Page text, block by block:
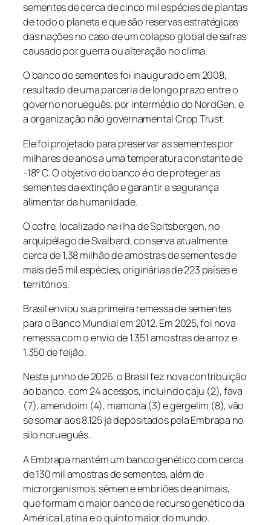
sementes de cerca de cinco mil espécies de plantas
de todo o planeta e que são reservas estratégicas
das nações no caso de um colapso global de safras
causado por guerra ou alteração no clima.
O banco de sementes foi inaugurado em 2008,
resultado de uma parceria de longo prazo entre o
governo norueguês, por intermédio do NordGen, e
a organização não governamental Crop Trust.
Ele foi projetado para preservar as sementes por
milhares de anos a uma temperatura constante de
-18° C. O objetivo do banco é o de proteger as
sementes da extinção e garantir a segurança
alimentar da humanidade.
O cofre, localizado na ilha de Spitsbergen, no
arquipélago de Svalbard, conserva atualmente
cerca de 1,38 milhão de amostras de sementes de
mais de 5 mil espécies, originárias de 223 países e
territórios.
Brasil enviou sua primeira remessa de sementes
para o Banco Mundial em 2012. Em 2025, foi nova
remessa com o envio de 1.351 amostras de arroz e
1.350 de feijão.
Neste junho de 2026, o Brasil fez nova contribuição
ao banco, com 24 acessos, incluindo caju (2), fava
(7), amendoim (4), mamona (3) e gergelim (8), vão
se somar aos 8.125 já depositados pela Embrapa no
silo norueguês.
A Embrapa mantém um banco genético com cerca
de 130 mil amostras de sementes, além de
microrganismos, sêmen e embriões de animais,
que formam o maior banco de recurso genético da
América Latina e o quinto maior do mundo.